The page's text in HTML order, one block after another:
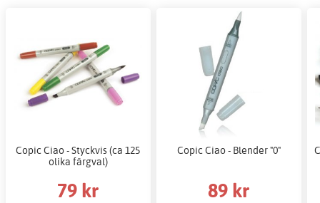
Copic Ciao - Styckvis (ca 125
olika färgval)
79 kr
Copic Ciao - Blender "0"
89 kr